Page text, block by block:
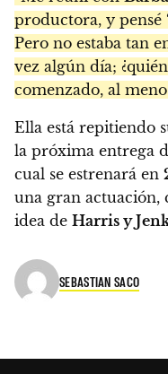
productora, y pensé
Pero no estaba tan
vez algún día;
comenzado, al
Ella está repitiendo
la próxima entrega
cual se estrenará en
una gran actuación,
idea de Harris y
SEBASTIAN SACO